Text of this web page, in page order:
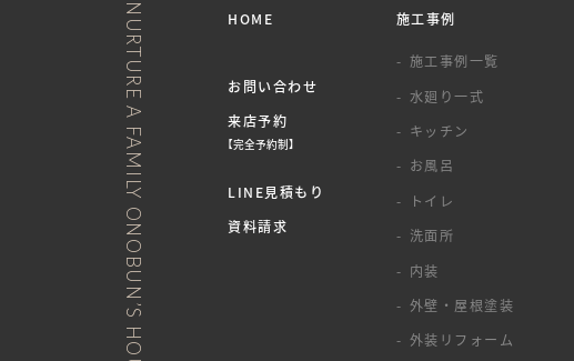
NURTURE A FAMILY ONOBUN’S HOUSE HOME
お問い合わせ
来店予約
【完全予約制】
LINE見積もり
資料請求
施工事例
施工事例一覧
水廻り一式
キッチン
お風呂
トイレ
洗面所
内装
外壁・屋根塗装
外装リフォーム